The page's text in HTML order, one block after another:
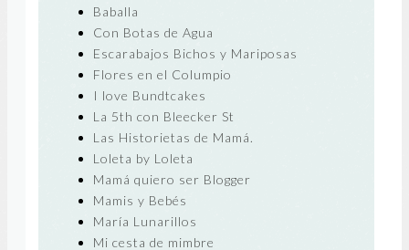
Baballa
Con Botas de Agua
Escarabajos Bichos y Mariposas
Flores en el Columpio
I love Bundtcakes
La 5th con Bleecker St
Las Historietas de Mamá.
Loleta by Loleta
Mamá quiero ser Blogger
Mamis y Bebés
María Lunarillos
Mi cesta de mimbre